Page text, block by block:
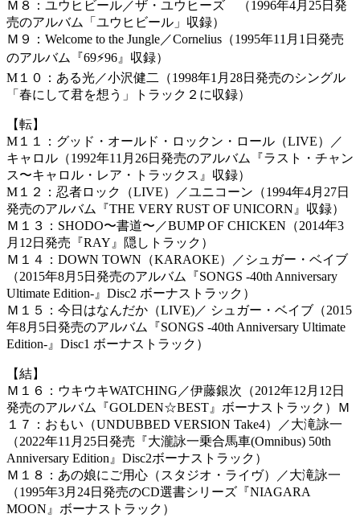
Ｍ８：ユウヒビール／ザ・ユウヒーズ （1996年4月25日発
売のアルバム「ユウヒビール」収録）
Ｍ９：Welcome to the Jungle／Cornelius（1995年11月1日発売
のアルバム『69⚡96』収録）
M１０：ある光／小沢健二（1998年1月28日発売のシングル
「春にして君を想う」トラック２に収録）
【転】
M１１：グッド・オールド・ロックン・ロール（LIVE）／
キャロル（1992年11月26日発売のアルバム『ラスト・チャン
ス〜キャロル・レア・トラックス』収録）
M１２：忍者ロック（LIVE）／ユニコーン（1994年4月27日
発売のアルバム『THE VERY RUST OF UNICORN』収録）
Ｍ１３：SHODO〜書道〜／BUMP OF CHICKEN（2014年3
月12日発売『RAY』隠しトラック）
Ｍ１４：DOWN TOWN（KARAOKE）／シュガー・ベイブ
（2015年8月5日発売のアルバム『SONGS -40th Anniversary
Ultimate Edition-』Disc2 ボーナストラック）
Ｍ１５：今日はなんだか（LIVE)／ シュガー・ベイブ（2015
年8月5日発売のアルバム『SONGS -40th Anniversary Ultimate
Edition-』Disc1 ボーナストラック）
【結】
Ｍ１６：ウキウキWATCHING／伊藤銀次（2012年12月12日
発売のアルバム『GOLDEN☆BEST』ボーナストラック）Ｍ
１７：おもい（UNDUBBED VERSION Take4）／大滝詠一
（2022年11月25日発売『大瀧詠一乗合馬車(Omnibus) 50th
Anniversary Edition』Disc2ボーナストラック）
Ｍ１８：あの娘にご用心（スタジオ・ライヴ）／大滝詠一
（1995年3月24日発売のCD選書シリーズ『NIAGARA
MOON』ボーナストラック）